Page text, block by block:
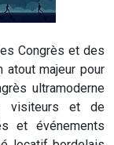
Congrès et des
atout majeur pour
ultramoderne
visiteurs et de
et événements